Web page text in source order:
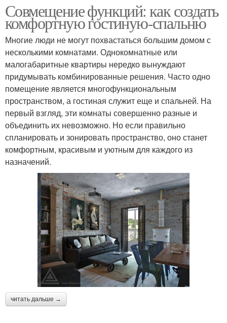
Совмещение функций: как создать
комфортную гостиную-спальню
Многие люди не могут похвастаться большим домом с
несколькими комнатами. Однокомнатные или
малогабаритные квартиры нередко вынуждают
придумывать комбинированные решения. Часто одно
помещение является многофункциональным
пространством, а гостиная служит еще и спальней. На
первый взгляд, эти комнаты совершенно разные и
объединить их невозможно. Но если правильно
спланировать и зонировать пространство, оно станет
комфортным, красивым и уютным для каждого из
назначений.
читать дальше →